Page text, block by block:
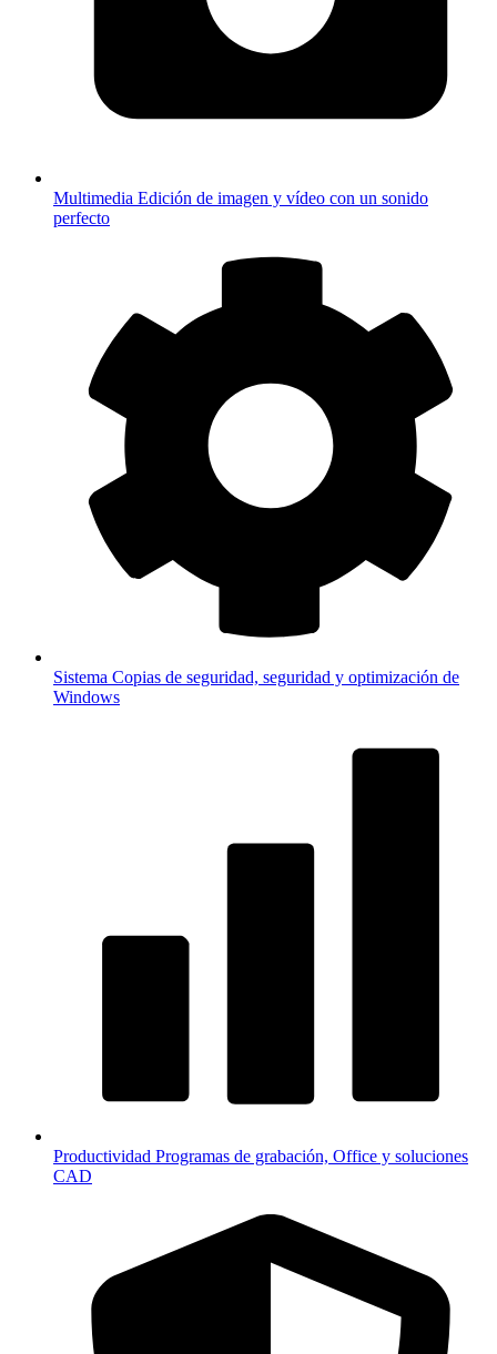
Multimedia Edición de imagen y vídeo con un sonido
perfecto
Sistema Copias de seguridad, seguridad y optimización de
Windows
Productividad Programas de grabación, Office y soluciones
CAD